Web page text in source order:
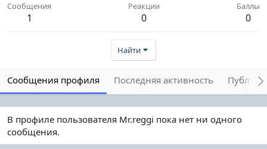
Сообщения
1
Реакции
0
Баллы
0
Найти
Сообщения профиля Последняя активность
В профиле пользователя Mr.reggi пока нет ни одного
сообщения.